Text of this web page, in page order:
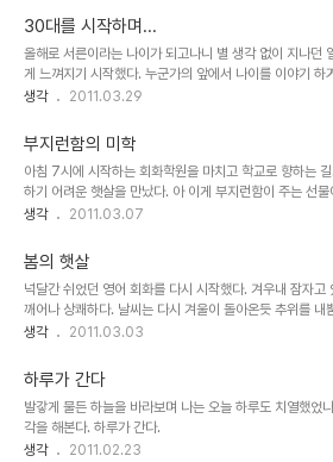
까마득하게 보인다. 몸도 마음도 붕..
30대를 시작하며...
올해로 서른이라는 나이가 되고나니 별 생각 없이 지나던
게 느껴지기 시작했다. 누군가의 앞에서 나이를 이야기 하
과 모여서 생일파티를 하던가 하는 일들에 좀 더 신중하게
다.' 라고 말하기 전에 문득문득 내가 그 나이에 맞는 사람인
본다. "내가 그만큼 어른이 되었나?" 막 28세가 되었을
초입에 맞이했던 생일과 지금의 나는 무엇이 달라졌을까.
일 파티를 하고선 촛불을 재활용 하겠다고 집에다 가져다
께했던 친구들과는 요즘 연락조차 소원해진 상태. 생일이라
거나 한 데 모여 웃고 떠들 ..
생각 2011.03.29
부지런함의 미학
아침 7시에 시작하는 회화학원을 마치고 학교로 향하는
하기 어려운 햇살을 만났다. 아 이게 부지런함이 주는 선물
라.
생각 2011.03.07
봄의 햇살
넉달간 쉬었던 영어 회화를 다시 시작했다. 겨우내 잠자고
깨어나 상쾌하다. 날씨는 다시 겨울이 돌아온듯 추위를 내
지하철역에서 만난 햇살은 봄이 오고 있음을 말하고 있다.
생각 2011.03.03
하루가 간다
발갛게 물든 하늘을 바라보며 나는 오늘 하루도 치열했었
각을 해본다. 하루가 간다.
생각
2011.02.23